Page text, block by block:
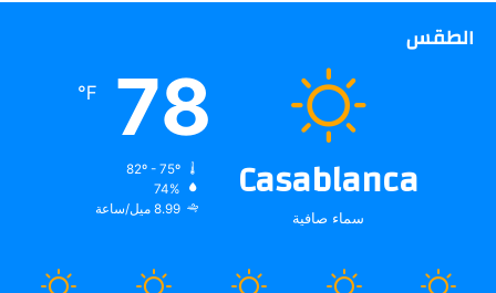
الطقس
Casablanca
سماء صافية
78
℉
74%
8.99 ميل/ساعة